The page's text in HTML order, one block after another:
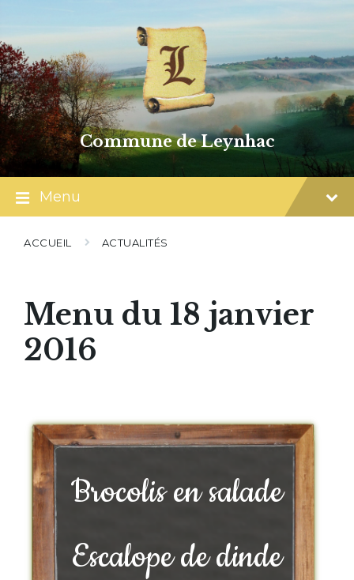
content
main
navigation
footer
Commune de Leynhac
Menu
ACCUEIL ACTUALITÉS
Menu du 18 janvier
2016
Brocolis en salade
Escalope de dinde